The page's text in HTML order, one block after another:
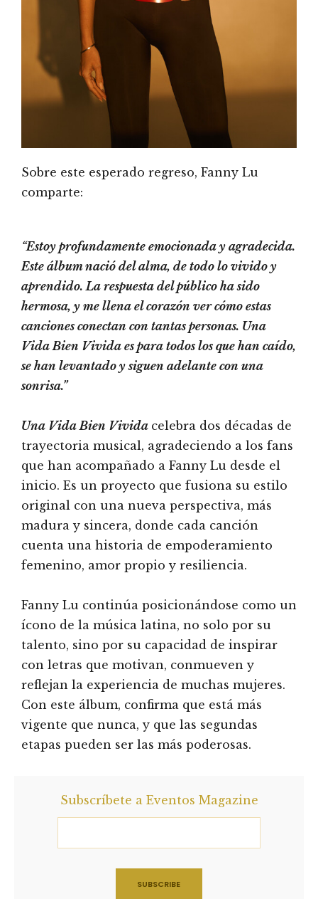
Sobre este esperado regreso, Fanny Lu
comparte:
“Estoy profundamente emocionada y agradecida.
Este álbum nació del alma, de todo lo vivido y
aprendido. La respuesta del público ha sido
hermosa, y me llena el corazón ver cómo estas
canciones conectan con tantas personas. Una
Vida Bien Vivida es para todos los que han caído,
se han levantado y siguen adelante con una
sonrisa.”
Una Vida Bien Vivida celebra dos décadas de
trayectoria musical, agradeciendo a los fans
que han acompañado a Fanny Lu desde el
inicio. Es un proyecto que fusiona su estilo
original con una nueva perspectiva, más
madura y sincera, donde cada canción
cuenta una historia de empoderamiento
femenino, amor propio y resiliencia.
Fanny Lu continúa posicionándose como un
ícono de la música latina, no solo por su
talento, sino por su capacidad de inspirar
con letras que motivan, conmueven y
reflejan la experiencia de muchas mujeres.
Con este álbum, confirma que está más
vigente que nunca, y que las segundas
etapas pueden ser las más poderosas.
Subscríbete a Eventos Magazine